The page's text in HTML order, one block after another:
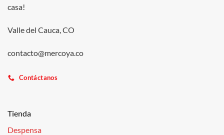
casa!
Valle del Cauca, CO
contacto@mercoya.co
Contáctanos
Tienda
Despensa